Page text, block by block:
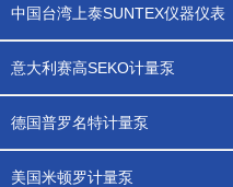
中国台湾上泰SUNTEX仪器仪表
意大利赛高SEKO计量泵
德国普罗名特计量泵
美国米顿罗计量泵